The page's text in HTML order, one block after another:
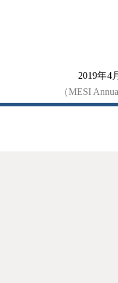
2019年4
（MESI